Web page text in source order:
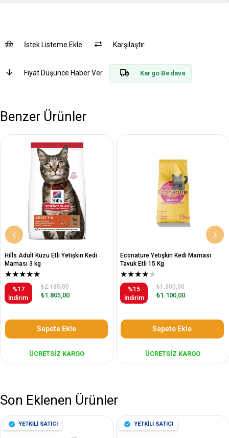
İstek Listeme Ekle Karşılaştır
Fiyat Düşünce Haber Ver Kargo Bedava
Benzer Ürünler
Hills Adult Kuzu Etli Yetişkin Kedi
Maması 3 kg
★★★★★
%17
İndirim
₺1.805,00
₺2.185,00
Sepete Ekle
ÜCRETSIZ KARGO
Econature Yetişkin Kedi Maması
Tavuk Etli 15 Kg
★★★★★
%15
İndirim
₺1.100,00
₺1.300,00
Sepete Ekle
ÜCRETSIZ KARGO
Son Eklenen Ürünler
YETKİLİ SATICI YETKİLİ SATICI